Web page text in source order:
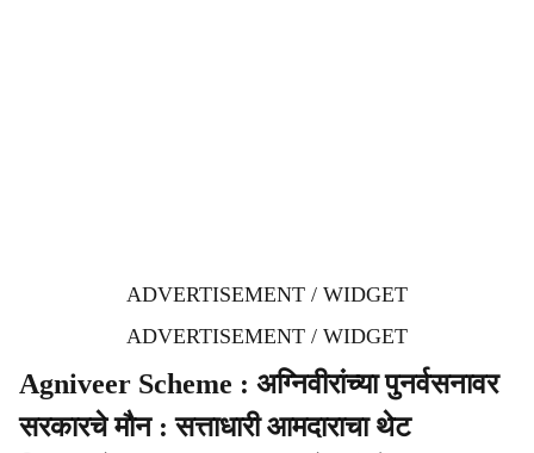
ADVERTISEMENT / WIDGET
ADVERTISEMENT / WIDGET
Agniveer Scheme : अग्निवीरांच्या पुनर्वसनावर
सरकारचे मौन : सत्ताधारी आमदाराचा थेट